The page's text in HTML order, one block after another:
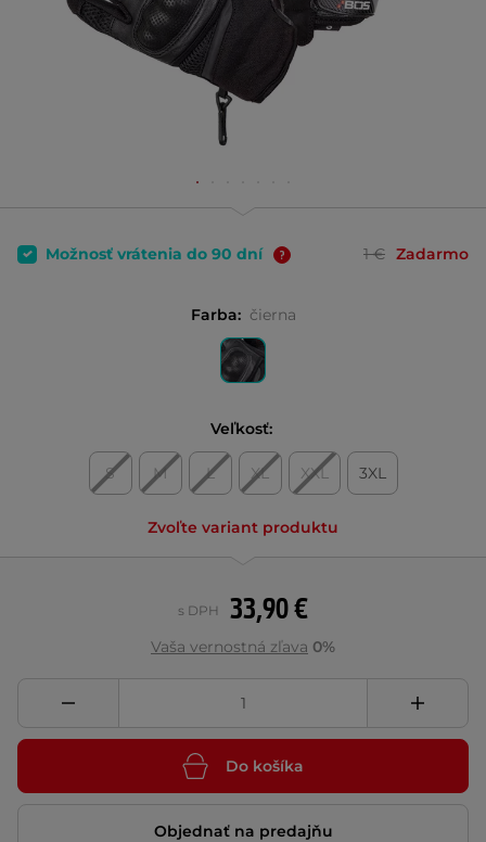
Možnosť vrátenia do 90 dní 1 € Zadarmo
Farba: čierna
Veľkosť:
S M L XL XXL 3XL
Zvoľte variant produktu
33,90 €
s DPH
Vaša vernostná zľava 0%
Do košíka
Objednať na predajňu